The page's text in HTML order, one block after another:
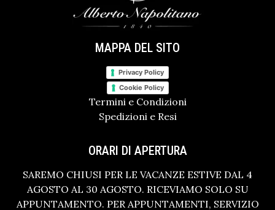
MAPPA DEL SITO
Privacy Policy
Cookie Policy
Termini e Condizioni
Spedizioni e Resi
ORARI DI APERTURA
SAREMO CHIUSI PER LE VACANZE ESTIVE DAL 4
AGOSTO AL 30 AGOSTO. RICEVIAMO SOLO SU
APPUNTAMENTO. PER APPUNTAMENTI, SERVIZIO